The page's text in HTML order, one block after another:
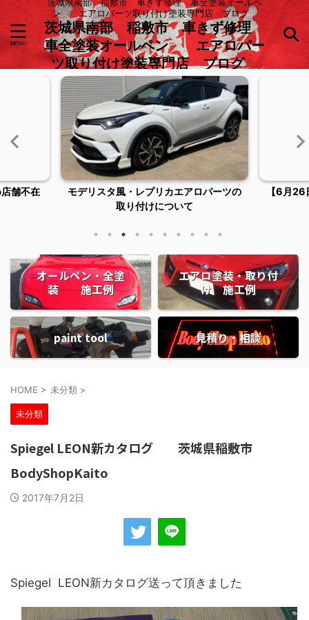
ン エアロパーツ取り付け塗装専門店 ブログ
茨城県南部 稲敷市 車きず修理
車全塗装オールペン エアロパー
ツ取り付け塗装専門店 ブログ
舗不在
モデリスタ風・レプリカエアロパーツの
取り付けについて
【6月
オールペン・全塗
装 施工例
エアロ塗装・取り付
け 施工例
paint tool 見積り・相談
HOME > 未分類 >
未分類
Spiegel LEON新カタログ 茨城県稲敷市
BodyShopKaito
2017年7月2日
Spiegel LEON新カタログ送って頂きました